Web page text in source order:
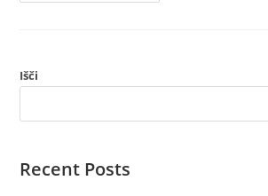
Išči
Recent Posts